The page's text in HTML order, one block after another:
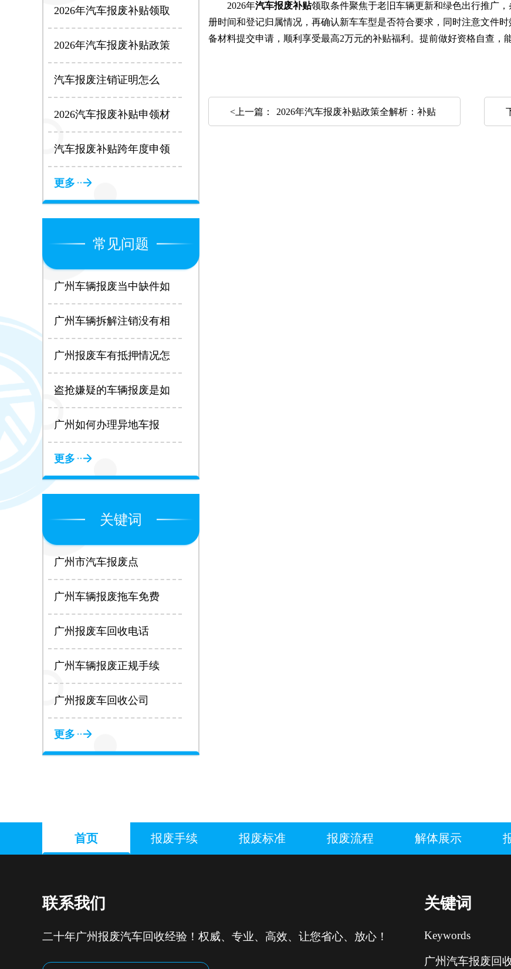
2026年汽车报废补贴领取
条件全解析：4大核心要求
缺一不可
2026年汽车报废补贴政策
全解析：补贴标准、申请
条件及流程一文看懂
汽车报废注销证明怎么
开？全国最新办理指南
2026汽车报废补贴申领材
料清单：个人车主必看，
少带一样都白跑
汽车报废补贴跨年度申领
步骤2025：衔接期政策这
样用
更多
常见问题
广州车辆报废当中缺件如
何处理？
广州车辆拆解注销没有相
关信息怎么办？
广州报废车有抵押情况怎
么办？
盗抢嫌疑的车辆报废是如
何处理？
广州如何办理异地车报
废？
更多
关键词
广州市汽车报废点
广州车辆报废拖车免费
广州报废车回收电话
广州车辆报废正规手续
广州报废车回收公司
更多
2026年汽车报废补贴领取条件聚焦于老旧车辆更新和绿色出行推广
册时间和登记归属情况，再确认新车车型是否符合要求，同时注意文件
备材料提交申请，顺利享受最高2万元的补贴福利。提前做好资格自查，
<上一篇： 2026年汽车报废补贴政策全解析：补贴
首页 报废手续 报废标准 报废流程 解体展示
联系我们
二十年广州报废汽车回收经验！权威、专业、高效、让您省心、放心！
关键词
Keywords
广州汽车报废回